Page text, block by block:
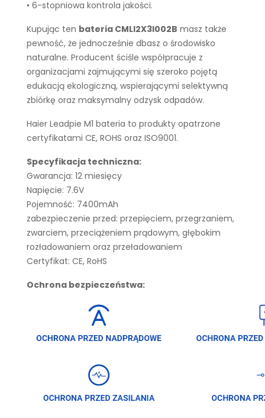
• 6-stopniowa kontrola jakości.
Kupując ten bateria CMLI2X3I002B masz także
pewność, że jednocześnie dbasz o środowisko
naturalne. Producent ściśle współpracuje z
organizacjami zajmującymi się szeroko pojętą
edukacją ekologiczną, wspierającymi selektywną
zbiórkę oraz maksymalny odzysk odpadów.
Haier Leadpie M1 bateria to produkty opatrzone
certyfikatami CE, ROHS oraz ISO9001.
Specyfikacja techniczna:
Gwarancja: 12 miesięcy
Napięcie: 7.6V
Pojemność: 7400mAh
zabezpieczenie przed: przepięciem, przegrzaniem,
zwarciem, przeciążeniem prądowym, głębokim
rozładowaniem oraz przeładowaniem
Certyfikat: CE, RoHS
Ochrona bezpieczeństwa: